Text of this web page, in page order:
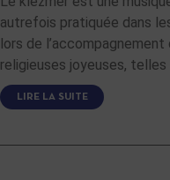
autrefois pratiquée dans
lors de
religieuses joyeuses, telles
LIRE LA SUITE